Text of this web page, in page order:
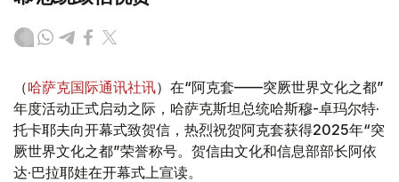
（哈萨克国际通讯社讯）在“阿克套——突厥世界文化之都”
年度活动正式启动之际，哈萨克斯坦总统哈斯穆-卓玛尔特·
托卡耶夫向开幕式致贺信，热烈祝贺阿克套获得2025年“突
厥世界文化之都”荣誉称号。贺信由文化和信息部部长阿依
达·巴拉耶娃在开幕式上宣读。